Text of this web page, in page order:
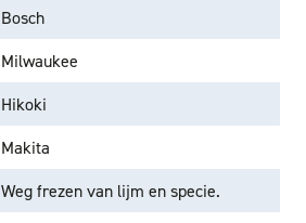
Bosch
Milwaukee
Hikoki
Makita
Weg frezen van lijm en specie.